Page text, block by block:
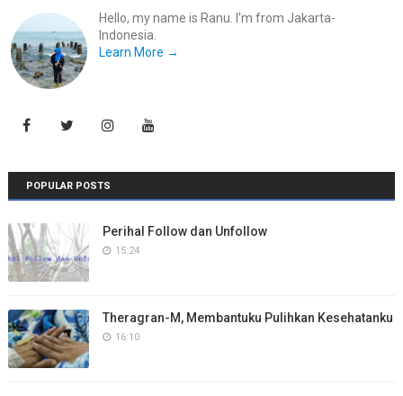
Hello, my name is Ranu. I'm from Jakarta-
Indonesia.
Learn More →
POPULAR POSTS
Perihal Follow dan Unfollow
15:24
Theragran-M, Membantuku Pulihkan Kesehatanku
16:10